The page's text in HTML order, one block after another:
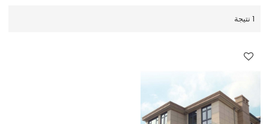
1 نتيجة